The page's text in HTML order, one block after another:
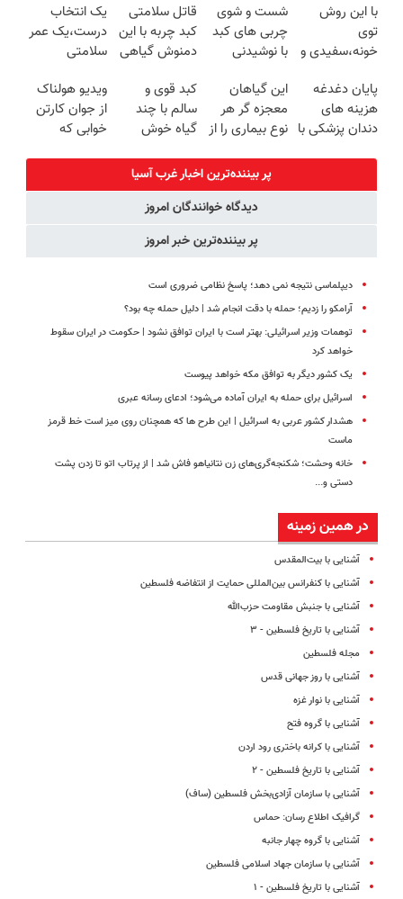
روزه ساخت!
دمنوش کبد با
تخفیف ویژه)
استفاده کن
با این روش
توی
خونه،سفیدی و
برگردون
(40%off)
شست و شوی
چربی های کبد
با نوشیدنی
قاتل سلامتی
کبد چربه با این
دمنوش گیاهی
یک انتخاب
درست،یک عمر
سلامتی
پایان دغدغه
هزینه های
دندان پزشکی با
این گیاهان
معجزه گر هر
نوع بیماری را از
کنند
کبد قوی و
سالم با چند
گیاه خوش
ویدیو هولناک
از جوان کارتن
خوابی که
پر بیننده‌ترین اخبار غرب آسیا
دیدگاه خوانندگان امروز
پر بیننده‌ترین خبر امروز
دیپلماسی نتیجه‌ نمی دهد؛ پاسخ نظامی ضروری است
آرامکو را زدیم؛ حمله با دقت انجام شد | دلیل حمله چه بود؟
توهمات وزیر اسرائیلی: بهتر است با ایران توافق نشود | حکومت در ایران سقوط
خواهد کرد
یک کشور دیگر به توافق مکه خواهد پیوست
اسرائیل برای حمله به ایران آماده می‌شود؛ ادعای رسانه عبری
هشدار کشور عربی به اسرائیل | این طرح‌ ها که همچنان روی میز است خط قرمز
ماست
خانه وحشت؛ شکنجه‌گری‌های زن نتانیاهو فاش شد | از پرتاب اتو تا زدن پشت
دستی و...
در همین زمینه
آشنایی با بیت‌المقدس
آشنایی با کنفرانس بین‌المللی حمایت از انتفاضه فلسطین
آشنایی با جنبش مقاومت حزب‌الله
آشنایی با تاریخ فلسطین - ۳
مجله فلسطین
آشنایی با روز جهانی قدس
آشنایی با نوار غزه
آشنایی با گروه فتح
آشنایی با کرانه‌ باختری‌ رود اردن
آشنایی با تاریخ فلسطین - ۲
آشنایی با سازمان آزادی‌بخش فلسطین (ساف)
گرافیک اطلاع رسان: حماس
آشنایی با گروه چهار جانبه
آشنایی با سازمان‌ جهاد اسلامی‌ فلسطین
آشنایی با تاریخ فلسطین - ۱